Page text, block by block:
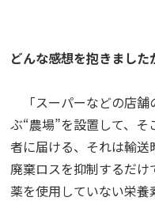
どんな感想を抱きました
「スーパーなどの店舗
ぶ“農場”を設置して、
者に届ける、それは輸送
廃棄ロスを抑制するだ
薬を使用していない栄